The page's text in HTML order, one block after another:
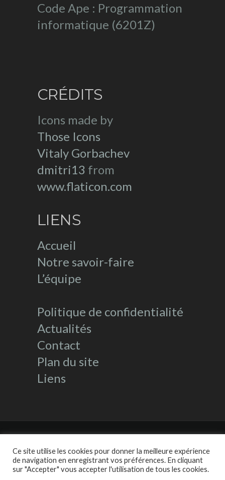
Code Ape : Programmation
informatique (6201Z)
CRÉDITS
Icons made by
Those Icons
Vitaly Gorbachev
dmitri13 from
www.flaticon.com
LIENS
Accueil
Notre savoir-faire
L’équipe
Politique de confidentialité
Actualités
Contact
Plan du site
Liens
Réalisé parKalam Conseil|Liens|
Ce site utilise les cookies pour donner la meilleure expérience
de navigation en enregistrant vos préférences. En cliquant
sur "Accepter" vous accepter l'utilisation de tous les cookies.